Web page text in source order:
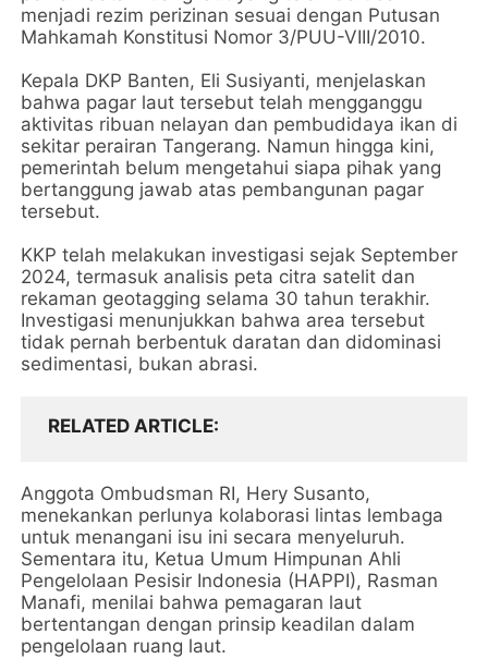
menjadi rezim perizinan sesuai dengan Putusan
Mahkamah Konstitusi Nomor 3/PUU-VIII/2010.
Kepala DKP Banten, Eli Susiyanti, menjelaskan
bahwa pagar laut tersebut telah mengganggu
aktivitas ribuan nelayan dan pembudidaya ikan di
sekitar perairan Tangerang. Namun hingga kini,
pemerintah belum mengetahui siapa pihak yang
bertanggung jawab atas pembangunan pagar
tersebut.
KKP telah melakukan investigasi sejak September
2024, termasuk analisis peta citra satelit dan
rekaman geotagging selama 30 tahun terakhir.
Investigasi menunjukkan bahwa area tersebut
tidak pernah berbentuk daratan dan didominasi
sedimentasi, bukan abrasi.
RELATED ARTICLE
Anggota Ombudsman RI, Hery Susanto,
menekankan perlunya kolaborasi lintas lembaga
untuk menangani isu ini secara menyeluruh.
Sementara itu, Ketua Umum Himpunan Ahli
Pengelolaan Pesisir Indonesia (HAPPI), Rasman
Manafi, menilai bahwa pemagaran laut
bertentangan dengan prinsip keadilan dalam
pengelolaan ruang laut.